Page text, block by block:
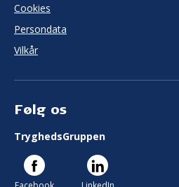
Cookies
Persondata
Vilkår
Følg os
TryghedsGruppen